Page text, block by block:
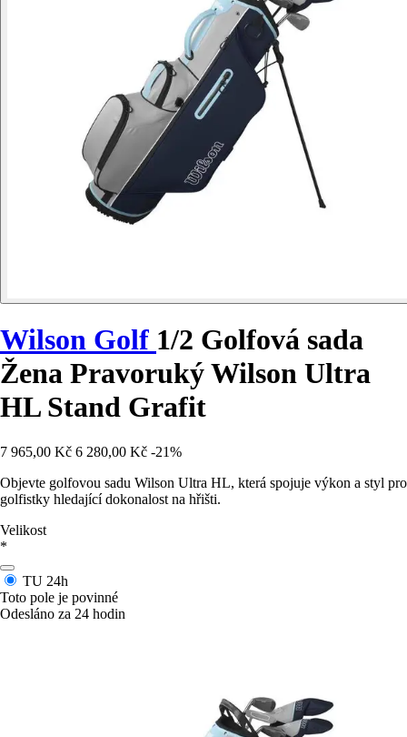
Wilson Golf 1/2 Golfová sada
Žena Pravoruký Wilson Ultra
HL Stand Grafit
7 965,00 Kč 6 280,00 Kč -21%
Objevte golfovou sadu Wilson Ultra HL, která spojuje výkon a styl pro
golfistky hledající dokonalost na hřišti.
Velikost
*
TU 24h
Toto pole je povinné
Odesláno za 24 hodin